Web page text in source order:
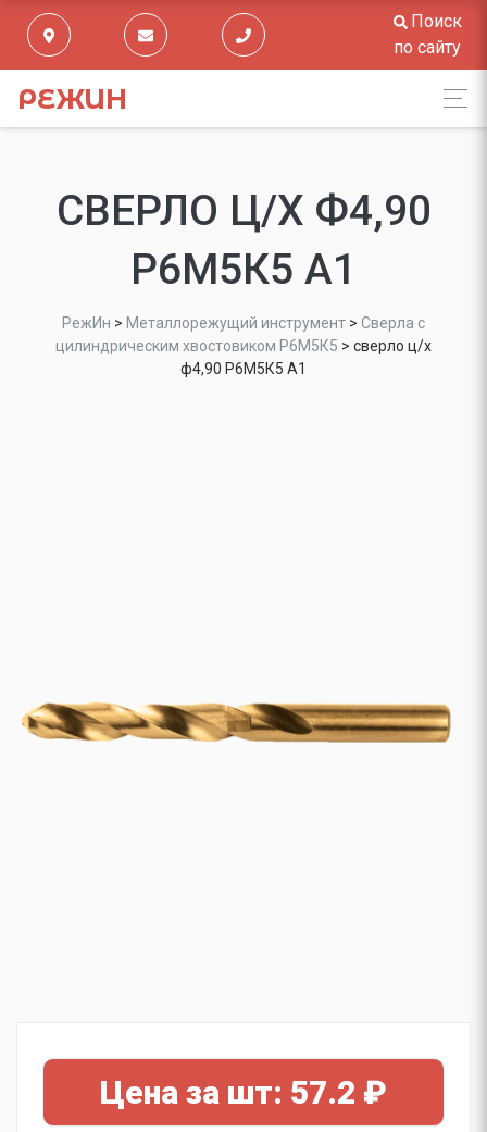
Поиск
по сайту
РЕЖИН
СВЕРЛО Ц/Х Ф4,90
Р6М5К5 А1
РежИн > Металлорежущий инструмент > Сверла с
цилиндрическим хвостовиком Р6М5К5 > сверло ц/х
ф4,90 Р6М5К5 А1
Цена за шт: 57.2 ₽